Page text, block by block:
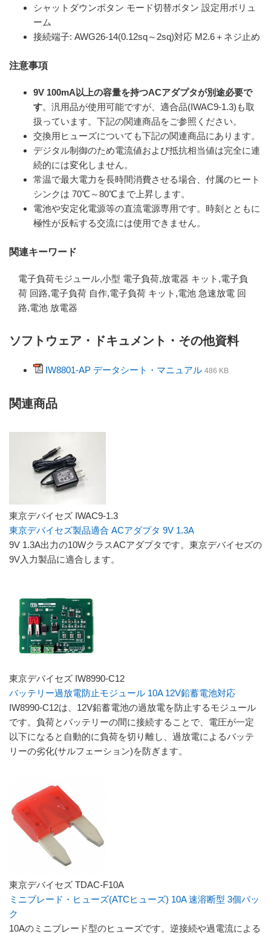
シャットダウンボタン モード切替ボタン 設定用ボリュ
ーム
接続端子: AWG26-14(0.12sq～2sq)対応 M2.6＋ネジ止め
注意事項
9V 100mA以上の容量を持つACアダプタが別途必要で
す。汎用品が使用可能ですが、適合品(IWAC9-1.3)も取
扱っています。下記の関連商品をご参照ください。
交換用ヒューズについても下記の関連商品にあります。
デジタル制御のため電流値および抵抗相当値は完全に連
続的には変化しません。
常温で最大電力を長時間消費させる場合、付属のヒート
シンクは 70℃～80℃まで上昇します。
電池や安定化電源等の直流電源専用です。時刻とともに
極性が反転する交流には使用できません。
関連キーワード
電子負荷モジュール,小型 電子負荷,放電器 キット,電子負
荷 回路,電子負荷 自作,電子負荷 キット,電池 急速放電 回
路,電池 放電器
ソフトウェア・ドキュメント・その他資料
IW8801-AP データシート・マニュアル 486 KB
関連商品
東京デバイセズ IWAC9-1.3
東京デバイセズ製品適合 ACアダプタ 9V 1.3A
9V 1.3A出力の10WクラスACアダプタです。東京デバイセズの
9V入力製品に適合します。
東京デバイセズ IW8990-C12
バッテリー過放電防止モジュール 10A 12V鉛蓄電池対応
IW8990-C12は、12V鉛蓄電池の過放電を防止するモジュール
です。負荷とバッテリーの間に接続することで、電圧が一定
以下になると自動的に負荷を切り離し、過放電によるバッテ
リーの劣化(サルフェーション)を防ぎます。
東京デバイセズ TDAC-F10A
ミニブレード・ヒューズ(ATCヒューズ) 10A 速溶断型 3個パッ
ク
10Aのミニブレード型のヒューズです。逆接続や過電流による